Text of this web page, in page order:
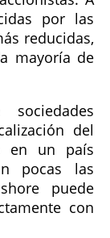
por las
reducidas,
mayoría de
del
en un país
pocas las
puede
con